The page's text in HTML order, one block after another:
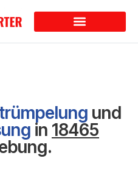
und
in 18465